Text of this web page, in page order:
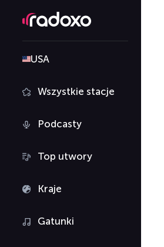
USA
Wszystkie stacje
Podcasty
Top utwory
Kraje
Gatunki